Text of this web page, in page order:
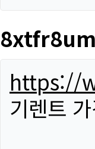
https://
기렌트